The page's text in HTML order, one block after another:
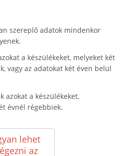
szereplő adatok mindenkor
a készülékeket, melyeket két
vagy az adatokat két éven belül
azokat a készülékeket,
évnél régebbiek.
lehet
az